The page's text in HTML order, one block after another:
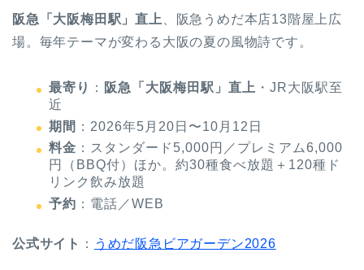
阪急「大阪梅田駅」直上
、阪急うめだ本店13階屋上広
場。毎年テーマが変わる大阪の夏の風物詩です。
最寄り ： 阪急「大阪梅田駅」直上 ・JR大阪駅至
近
期間 ：2026年5月20日〜10月12日
料金 ：スタンダード5,000円／プレミアム6,000
円（BBQ付）ほか。約30種食べ放題＋120種ド
リンク飲み放題
予約 ：電話／WEB
公式サイト ： うめだ阪急ビアガーデン2026